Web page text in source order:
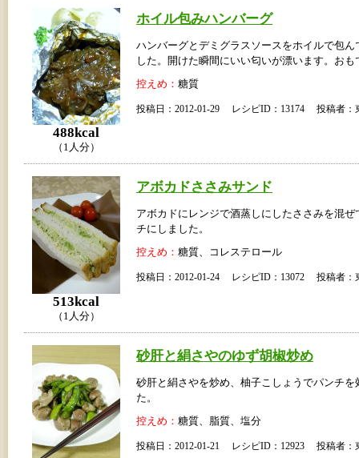
488kcal
（1人分）
ホイル包みハンバーグ
ハンバーグとデミグラスソースをホイルで包ん
した。開けた瞬間にいい匂いが漂います。おも
控えめ： 糖質
投稿日：2012-01-29 レシピID：13174 投稿者：
513kcal
（1人分）
アボカドささみサンド
アボカドにレンジで酒蒸しにしたささみを混ぜ
チにしました。
控えめ： 糖質、コレステロール
投稿日：2012-01-24 レシピID：13072 投稿者：
砂肝と絹さやのゆず胡椒炒め
砂肝と絹さやを炒め、柚子こしょうでパンチを
た。
控えめ： 糖質、脂質、塩分
投稿日：2012-01-21 レシピID：12923 投稿者：